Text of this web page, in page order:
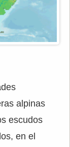
alpinas
escudos
en el